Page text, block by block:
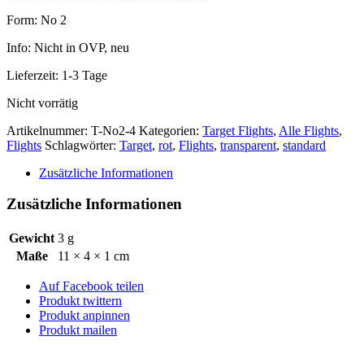
Form: No 2
Info: Nicht in OVP, neu
Lieferzeit: 1-3 Tage
Nicht vorrätig
Artikelnummer: T-No2-4 Kategorien: Target Flights, Alle Flights,
Flights Schlagwörter: Target, rot, Flights, transparent, standard
Zusätzliche Informationen
Zusätzliche Informationen
Gewicht 3 g
Maße
11 × 4 × 1 cm
Auf Facebook teilen
Produkt twittern
Produkt anpinnen
Produkt mailen